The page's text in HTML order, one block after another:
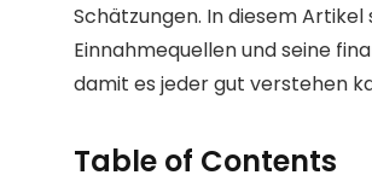
Schätzungen. In diesem
Einnahmequellen und seine
damit es jeder gut verstehen
Table of Contents